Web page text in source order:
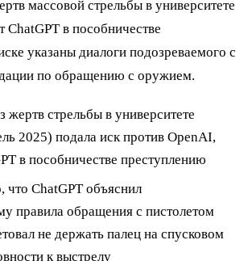
массовой стрельбы в университете
в пособничестве
указаны диалоги подозреваемого с
по обращению с оружием.
жертв стрельбы в университете
2025) подала иск против OpenAI,
в пособничестве преступлению
что ChatGPT объяснил
правила обращения с пистолетом
не держать палец на спусковом
к выстрелу